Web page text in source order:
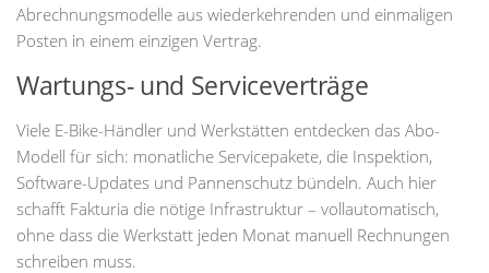
Abrechnungsmodelle aus wiederkehrenden und einmaligen
Posten in einem einzigen Vertrag.
Wartungs- und Serviceverträge
Viele E-Bike-Händler und Werkstätten entdecken das Abo-
Modell für sich: monatliche Servicepakete, die Inspektion,
Software-Updates und Pannenschutz bündeln. Auch hier
schafft Fakturia die nötige Infrastruktur – vollautomatisch,
ohne dass die Werkstatt jeden Monat manuell Rechnungen
schreiben muss.